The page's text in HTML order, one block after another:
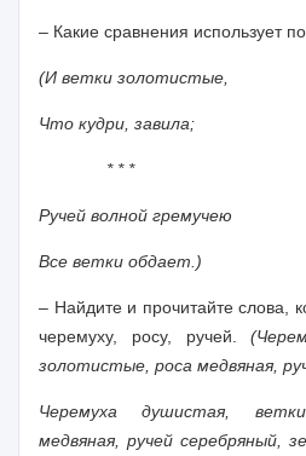
– Какие сравнения использует
(И ветки золотистые,
Что кудри, завила;
* * *
Ручей волной гремучею
Все ветки обдает.)
– Найдите и прочитайте слова,
черемуху, росу, ручей.
золотистые, роса медвяная,
Черемуха душистая,
медвяная, ручей серебряный,